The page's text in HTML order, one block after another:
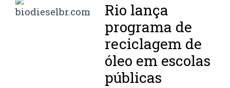
Rio lança
programa de
reciclagem de
óleo em escolas
públicas